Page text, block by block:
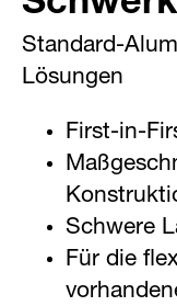
Standard-
Lösungen
First-in-
Schwere
Für die
unseres
Flexible
Einfache
Modulare
MayTec-
vom MayTec
Robustere
Modulares
nutzbar